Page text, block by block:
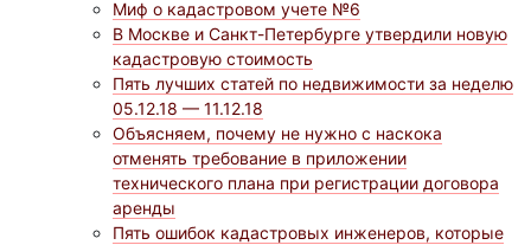
Миф о кадастровом учете №6
В Москве и Санкт-Петербурге утвердили новую
кадастровую стоимость
Пять лучших статей по недвижимости за неделю
05.12.18 — 11.12.18
Объясняем, почему не нужно с наскока
отменять требование в приложении
технического плана при регистрации договора
аренды
Пять ошибок кадастровых инженеров, которые